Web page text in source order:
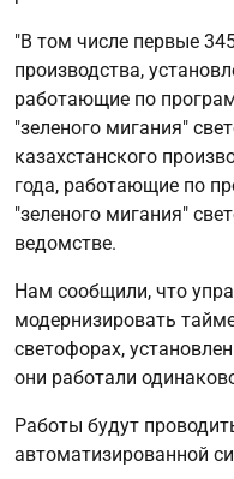
"В том числе первые
производства,
работающие по
"зеленого мигания"
казахстанского
года, работающие по
"зеленого мигания"
ведомстве.
Нам сообщили, что
модернизировать
светофорах,
они работали
Работы будут
автоматизированной